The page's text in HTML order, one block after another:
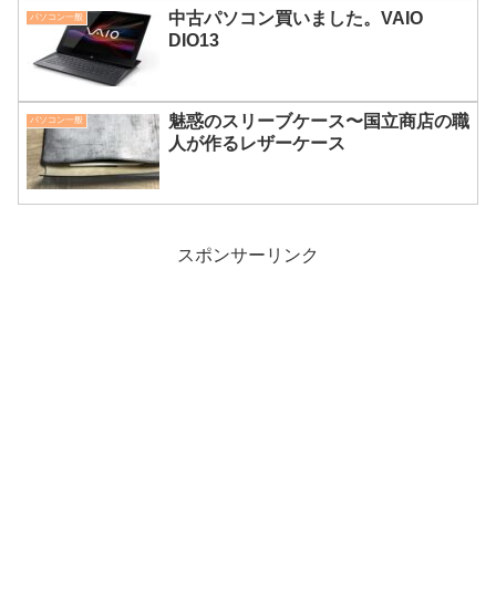
パソコン一般
中古パソコン買いました。VAIO
DIO13
パソコン一般
魅惑のスリーブケース〜国立商店の職
人が作るレザーケース
スポンサーリンク